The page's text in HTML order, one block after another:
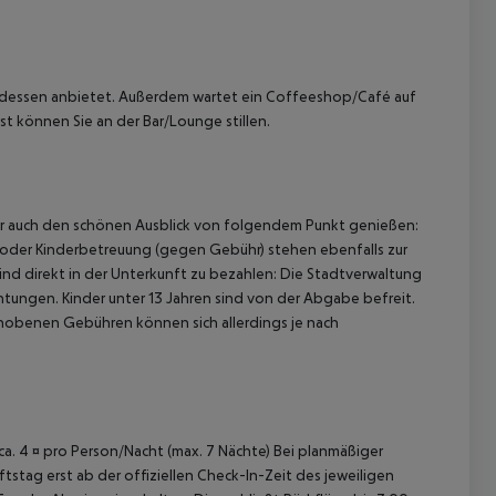
anbietet. Außerdem wartet ein Coffeeshop/Café auf
können Sie an der Bar/Lounge stillen.
den schönen Ausblick von folgendem Punkt genießen:
Kinderbetreuung (gegen Gebühr) stehen ebenfalls zur
direkt in der Unterkunft zu bezahlen: Die Stadtverwaltung
Kinder unter 13 Jahren sind von der Abgabe befreit.
Gebühren können sich allerdings je nach
4 ¤ pro Person/Nacht (max. 7 Nächte) Bei planmäßiger
erst ab der offiziellen Check-In-Zeit des jeweiligen